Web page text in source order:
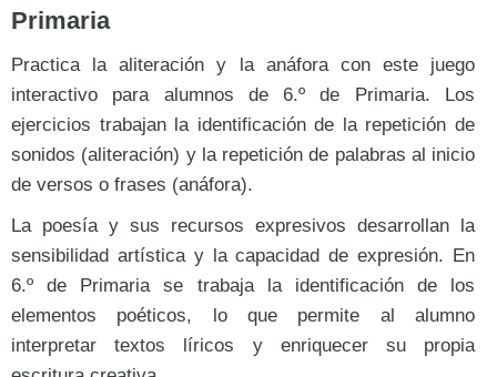
Primaria
Practica la aliteración y la anáfora con este juego
interactivo para alumnos de 6.º de Primaria. Los
ejercicios trabajan la identificación de la repetición de
sonidos (aliteración) y la repetición de palabras al inicio
de versos o frases (anáfora).
La poesía y sus recursos expresivos desarrollan la
sensibilidad artística y la capacidad de expresión. En
6.º de Primaria se trabaja la identificación de los
elementos poéticos, lo que permite al alumno
interpretar textos líricos y enriquecer su propia